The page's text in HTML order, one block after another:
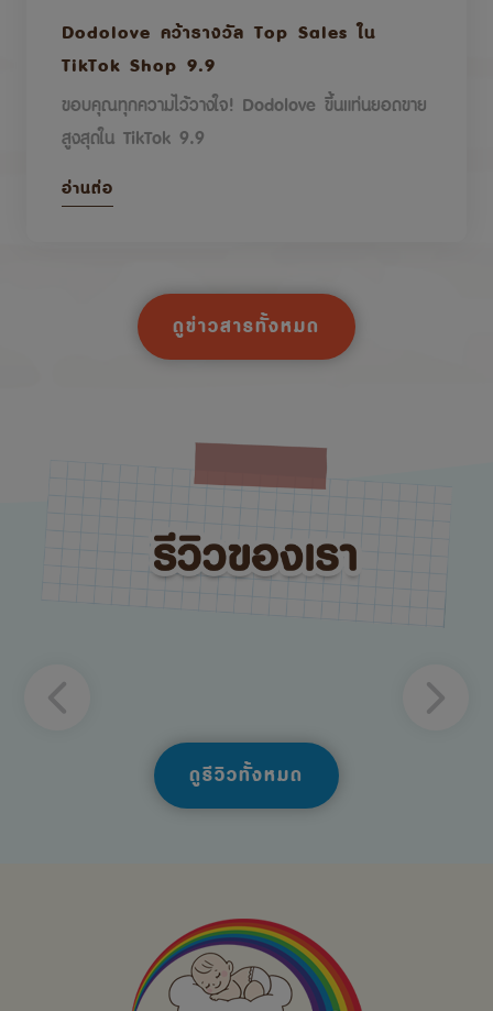
Dodolove คว้ารางวัล Top Sales ใน
TikTok Shop 9.9
ขอบคุณทุกความไว้วางใจ! Dodolove ขึ้นแท่นยอดขาย
สูงสุดใน TikTok 9.9
อ่านต่อ
ดูข่าวสารทั้งหมด
ดูรีวิวทั้งหมด